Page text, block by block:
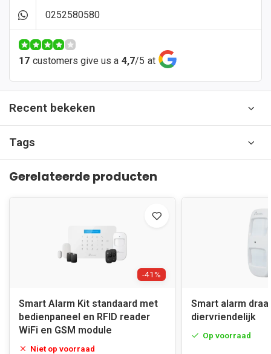
0252580580
17 customers give us a 4,7/5 at
Recent bekeken
Tags
Gerelateerde producten
-41%
Smart Alarm Kit standaard met
bedienpaneel en RFID reader
WiFi en GSM module
Niet op voorraad
Smart alarm
diervriendelijk
Op voorraad